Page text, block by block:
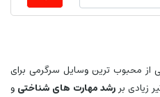
از محبوب ترین وسایل سرگرمی برای
زیادی بررشد مهارت های شناختی و